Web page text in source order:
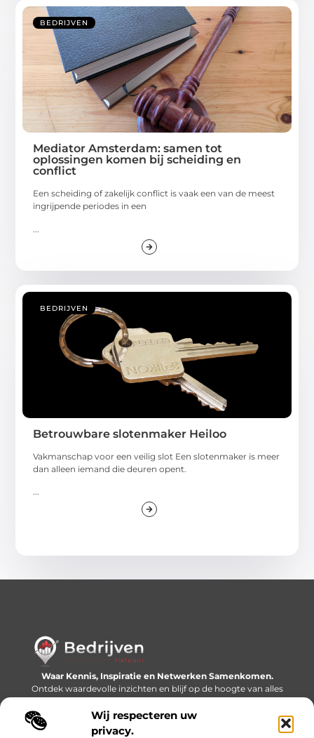
Wij respecteren uw
privacy.
BEDRIJVEN
Mediator Amsterdam: samen tot
oplossingen komen bij scheiding en
conflict
Een scheiding of zakelijk conflict is vaak een van de meest
ingrijpende periodes in een
BEDRIJVEN
Betrouwbare slotenmaker Heiloo
Vakmanschap voor een veilig slot Een slotenmaker is meer
dan alleen iemand die deuren opent.
Waar Kennis, Inspiratie en Netwerken Samenkomen.
Ontdek waardevolle inzichten en blijf op de hoogte van alles
wat er speelt in de wereld.
Bericht categorie